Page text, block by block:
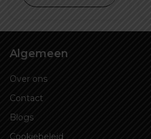
Algemeen
Over ons
Contact
Blogs
Cookiebeleid